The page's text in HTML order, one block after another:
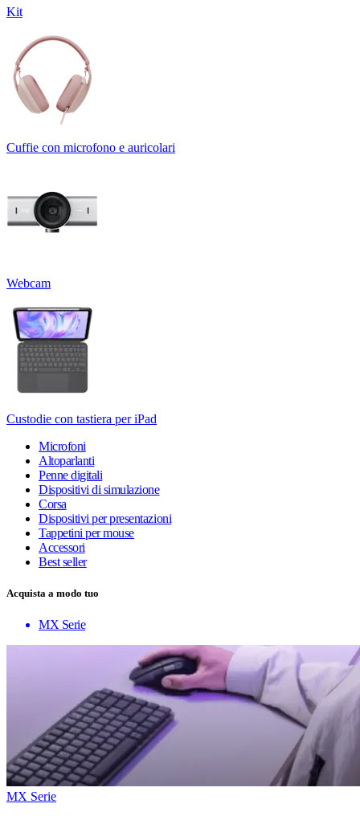
Kit
Cuffie con microfono e auricolari
Webcam
Custodie con tastiera per iPad
Microfoni
Altoparlanti
Penne digitali
Dispositivi di simulazione
Corsa
Dispositivi per presentazioni
Tappetini per mouse
Accessori
Best seller
Acquista a modo tuo
MX Serie
MX Serie